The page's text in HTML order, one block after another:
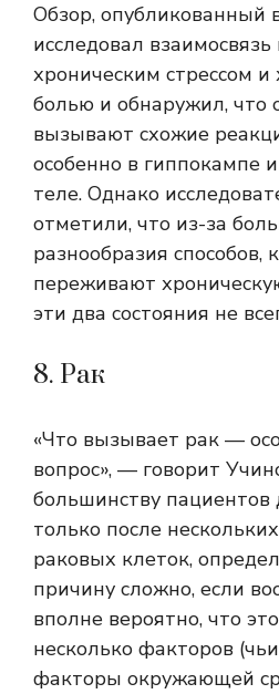
Обзор, опубликованный
исследовал
хроническим стрессом и
болью и обнаружил, что
вызывают схожие
особенно в гиппокампе
теле. Однако
отметили, что из-за
разнообразия
переживают
эти два состояния не
8. Рак
«Что вызывает рак —
вопрос», — говорит
большинству пациентов
только после
раковых клеток,
причину сложно, если
вполне вероятно, что
несколько факторов
факторы окружающей